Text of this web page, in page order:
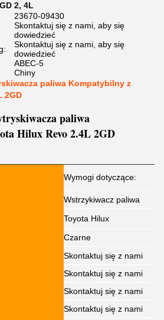
2, 4L
23670-09430
Skontaktuj się z nami, aby się
dowiedzieć
Skontaktuj się z nami, aby się
dowiedzieć
ABEC-5
Chiny
paliwa Kompatybilny z
2GD
paliwa
Hilux Revo 2.4L 2GD
Wymogi dotyczące:
Wstrzykiwacz paliwa
Toyota Hilux
Czarne
Skontaktuj się z nami
Skontaktuj się z nami
Skontaktuj się z nami
Skontaktuj się z nami